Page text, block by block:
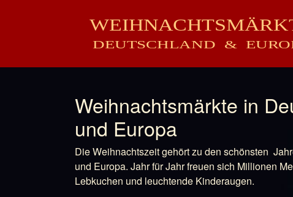
Weihnachtsmärkte in
und Europa
Die Weihnachtszeit gehört zu den schönsten
und Europa. Jahr für Jahr freuen sich Millionen
Lebkuchen und leuchtende Kinderaugen.